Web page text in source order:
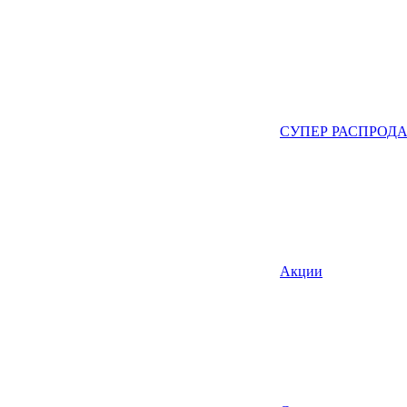
СУПЕР
Акции